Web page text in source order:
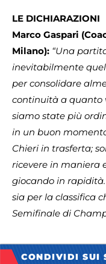
LE DICHIARAZIONI
Marco Gaspari
Milano): “Una
inevitabilmente
per consolidare
continuità a quanto
siamo state più
in un buon
Chieri in trasferta;
ricevere in maniera
giocando in
sia per la classifica
Semifinale di
CONDIVIDI SUI